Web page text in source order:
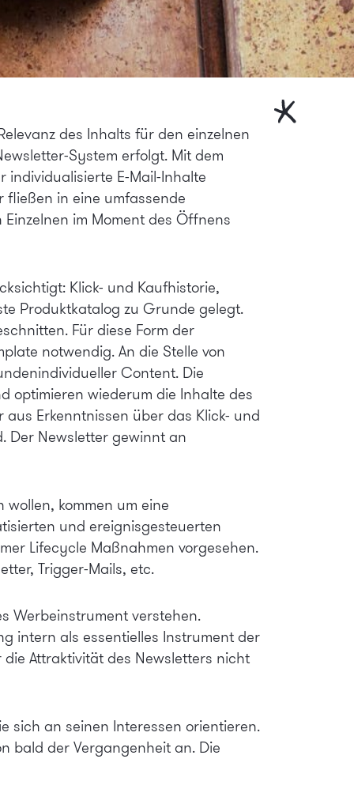
des Inhalts für den einzelnen
System erfolgt. Mit dem
individualisierte E-Mail-Inhalte
in eine umfassende
im Moment des Öffnens
Klick- und Kaufhistorie,
Produktkatalog zu Grunde gelegt.
Für diese Form der
notwendig. An die Stelle von
Content. Die
optimieren wiederum die Inhalte des
Erkenntnissen über das Klick- und
Der Newsletter gewinnt an
kommen um eine
und ereignisgesteuerten
Lifecycle Maßnahmen vorgesehen.
Trigger-Mails, etc.
Werbeinstrument verstehen.
intern als essentielles Instrument der
Attraktivität des Newsletters nicht
sich an seinen Interessen orientieren.
bald der Vergangenheit an. Die